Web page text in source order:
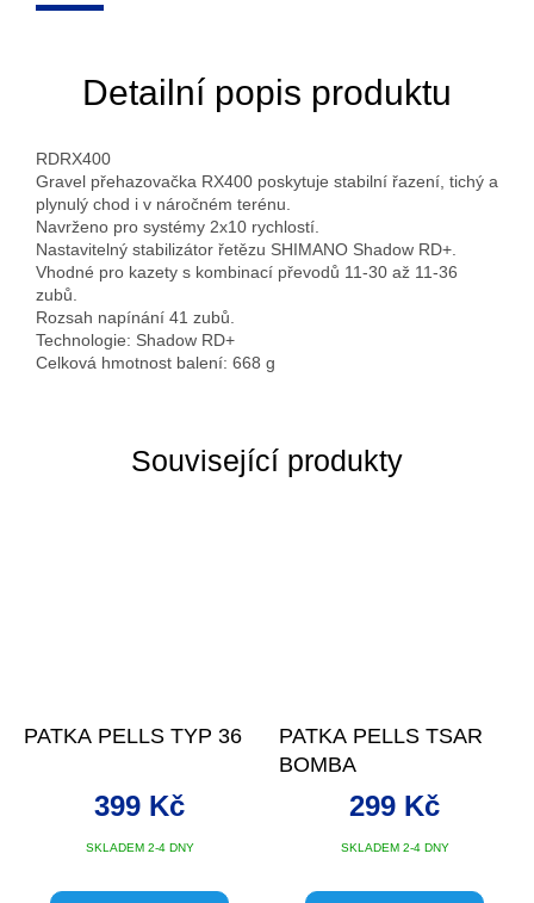
Související produkty
PATKA PELLS TYP 36
SKLADEM 2-4 DNY
399 Kč
PATKA PELLS TSAR
BOMBA
SKLADEM 2-4 DNY
299 Kč
Detailní popis produktu
RDRX400
Gravel přehazovačka RX400 poskytuje stabilní řazení, tichý a
plynulý chod i v náročném terénu.
Navrženo pro systémy 2x10 rychlostí.
Nastavitelný stabilizátor řetězu SHIMANO Shadow RD+.
Vhodné pro kazety s kombinací převodů 11-30 až 11-36
zubů.
Rozsah napínání 41 zubů.
Technologie: Shadow RD+
Celková hmotnost balení: 668 g